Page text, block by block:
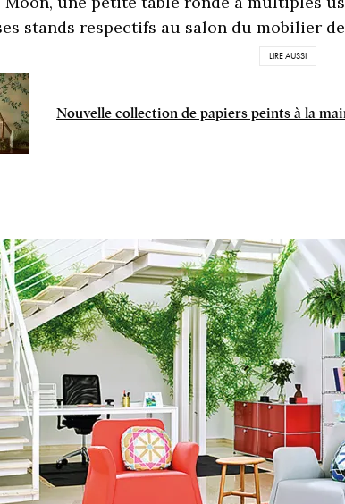
stands respectifs au salon du mobilier
LIRE AUSSI
Nouvelle collection de papiers peints à la